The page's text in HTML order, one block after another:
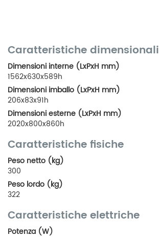
Caratteristiche dimensionali
Dimensioni interne (LxPxH mm)
1562x630x589h
Dimensioni imballo (LxPxH mm)
206x83x91h
Dimensioni esterne (LxPxH mm)
2020x800x860h
Caratteristiche fisiche
Peso netto (kg)
300
Peso lordo (kg)
322
Caratteristiche elettriche
Potenza (W)